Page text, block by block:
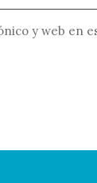
y web en